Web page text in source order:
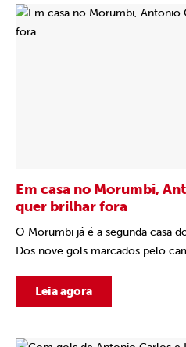
Em casa no Morumbi,
quer brilhar fora
O Morumbi já é a segunda casa
Dos nove gols marcados pelo
Leia agora